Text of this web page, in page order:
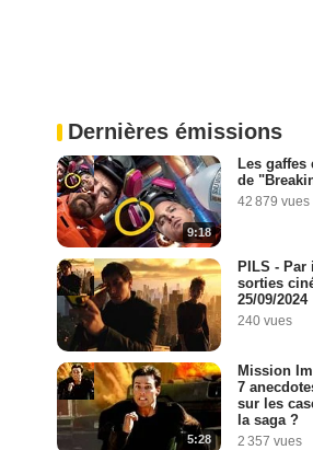
Dernières émissions
9:18
Les gaffes
de
42 879 vues
PILS - Par
sorties
25/09/2024
240 vues
5:28
Mission
7
sur les
la saga ?
2 357 vues